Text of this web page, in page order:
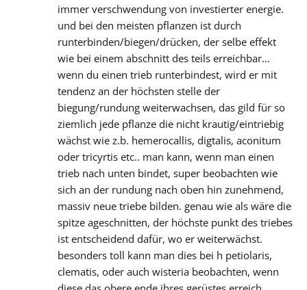
immer verschwendung von investierter energie.
und bei den meisten pflanzen ist durch
runterbinden/biegen/drücken, der selbe effekt
wie bei einem abschnitt des teils erreichbar…
wenn du einen trieb runterbindest, wird er mit
tendenz an der höchsten stelle der
biegung/rundung weiterwachsen, das gild für so
ziemlich jede pflanze die nicht krautig/eintriebig
wächst wie z.b. hemerocallis, digtalis, aconitum
oder tricyrtis etc.. man kann, wenn man einen
trieb nach unten bindet, super beobachten wie
sich an der rundung nach oben hin zunehmend,
massiv neue triebe bilden. genau wie als wäre die
spitze ageschnitten, der höchste punkt des triebes
ist entscheidend dafür, wo er weiterwächst.
besonders toll kann man dies bei h petiolaris,
clematis, oder auch wisteria beobachten, wenn